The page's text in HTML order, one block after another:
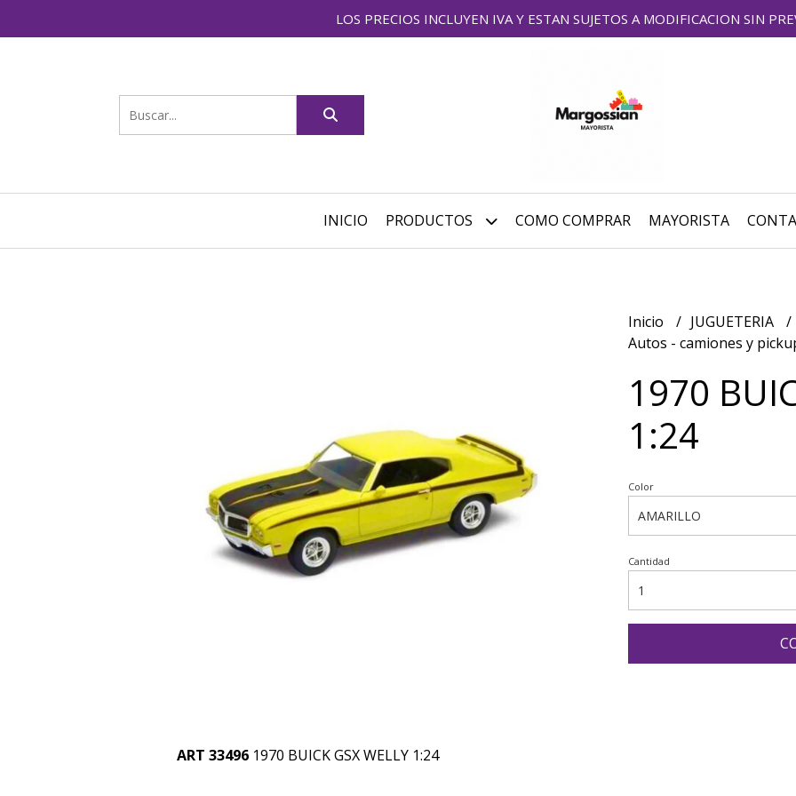
LOS PRECIOS INCLUYEN IVA Y ESTAN SUJETOS A MODIFICACION SIN
INICIO PRODUCTOS COMO COMPRAR MAYORISTA
ART 33496 1970 BUICK GSX WELLY 1:24
Inicio JUGUETERIA
Autos - camiones y
1970
1:24
Color
Cantidad